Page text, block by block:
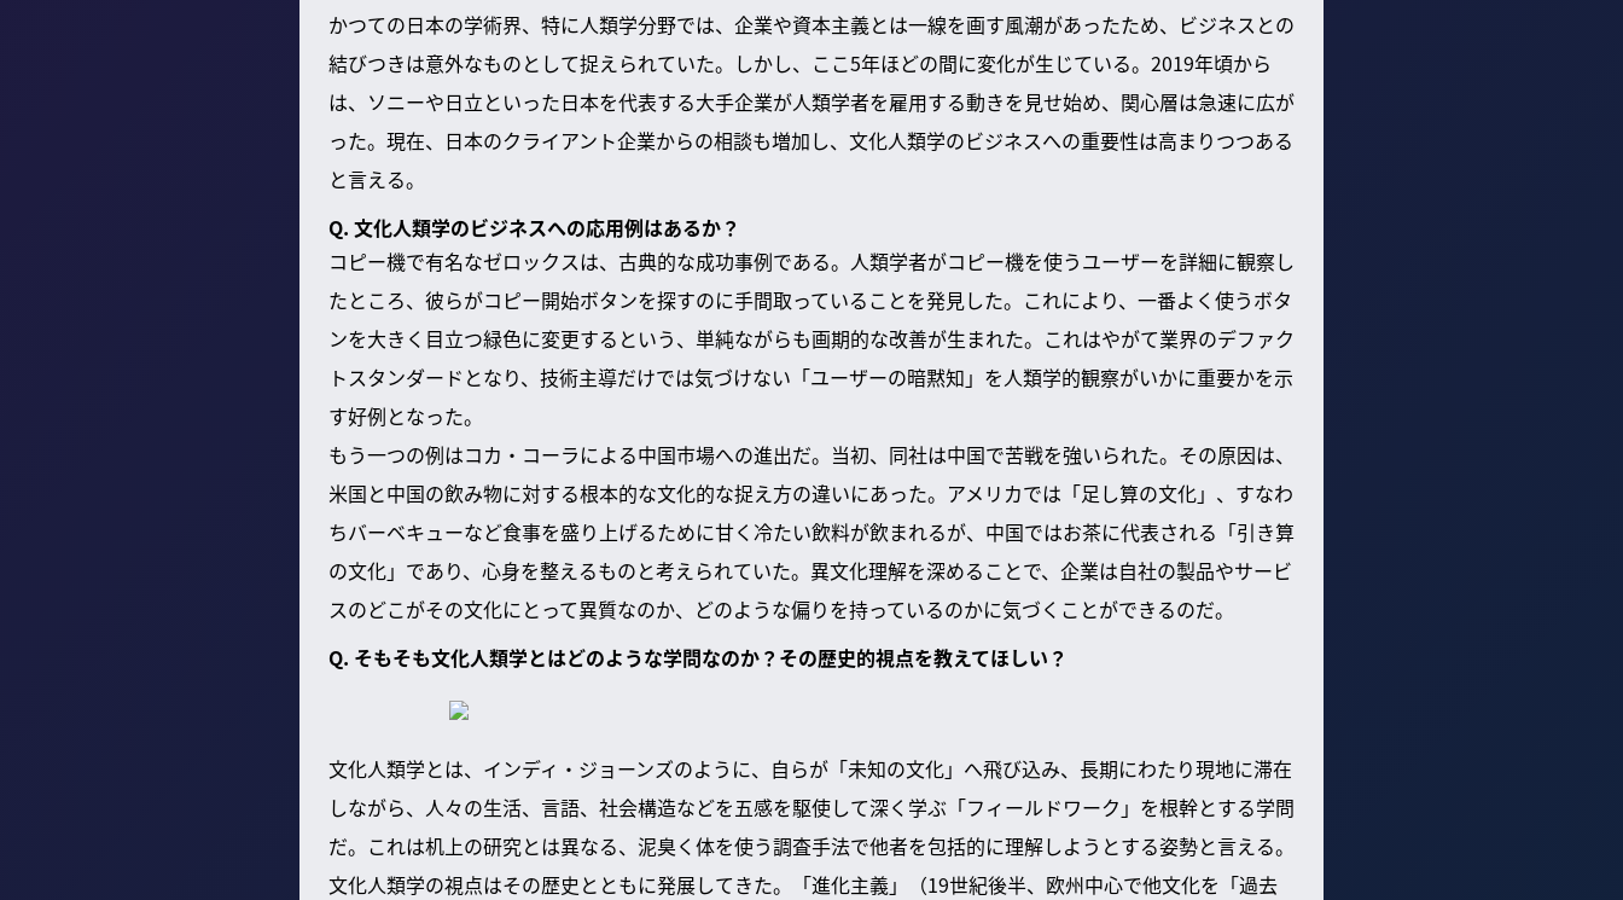
かつての日本の学術界、特に人類学分野では、企業や資本主義とは一線を画す風潮があったため、ビジネスとの
結びつきは意外なものとして捉えられていた。しかし、ここ5年ほどの間に変化が生じている。2019年頃から
は、ソニーや日立といった日本を代表する大手企業が人類学者を雇用する動きを見せ始め、関心層は急速に広が
った。現在、日本のクライアント企業からの相談も増加し、文化人類学のビジネスへの重要性は高まりつつある
と言える。
Q. 文化人類学のビジネスへの応用例はあるか？
コピー機で有名なゼロックスは、古典的な成功事例である。人類学者がコピー機を使うユーザーを詳細に観察し
たところ、彼らがコピー開始ボタンを探すのに手間取っていることを発見した。これにより、一番よく使うボタ
ンを大きく目立つ緑色に変更するという、単純ながらも画期的な改善が生まれた。これはやがて業界のデファク
トスタンダードとなり、技術主導だけでは気づけない「ユーザーの暗黙知」を人類学的観察がいかに重要かを示
す好例となった。
もう一つの例はコカ・コーラによる中国市場への進出だ。当初、同社は中国で苦戦を強いられた。その原因は、
米国と中国の飲み物に対する根本的な文化的な捉え方の違いにあった。アメリカでは「足し算の文化」、すなわ
ちバーベキューなど食事を盛り上げるために甘く冷たい飲料が飲まれるが、中国ではお茶に代表される「引き算
の文化」であり、心身を整えるものと考えられていた。異文化理解を深めることで、企業は自社の製品やサービ
スのどこがその文化にとって異質なのか、どのような偏りを持っているのかに気づくことができるのだ。
Q. そもそも文化人類学とはどのような学問なのか？その歴史的視点を教えてほしい？
文化人類学とは、インディ・ジョーンズのように、自らが「未知の文化」へ飛び込み、長期にわたり現地に滞在
しながら、人々の生活、言語、社会構造などを五感を駆使して深く学ぶ「フィールドワーク」を根幹とする学問
だ。これは机上の研究とは異なる、泥臭く体を使う調査手法で他者を包括的に理解しようとする姿勢と言える。
文化人類学の視点はその歴史とともに発展してきた。「進化主義」（19世紀後半、欧州中心で他文化を「過去